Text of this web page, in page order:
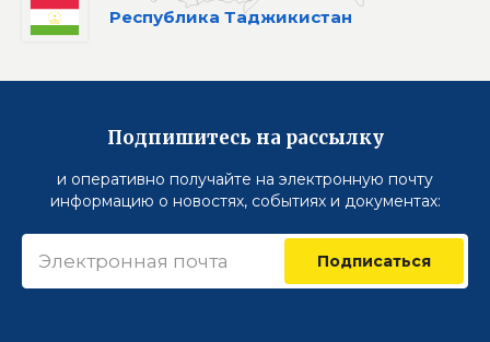
Республика Таджикистан
Подпишитесь на рассылку
и оперативно получайте на электронную почту
информацию о новостях, событиях и документах:
Подписаться